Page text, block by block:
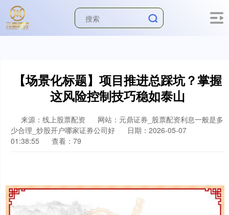
【场景化标题】项目推进总踩坑？掌握
这风险控制技巧稳如泰山
来源：线上股票配资
网站：元鼎证券_股票配资利息一般是多
少合理_炒股开户哪家证券公司好
日期：2026-05-07
01:38:55
查看：79